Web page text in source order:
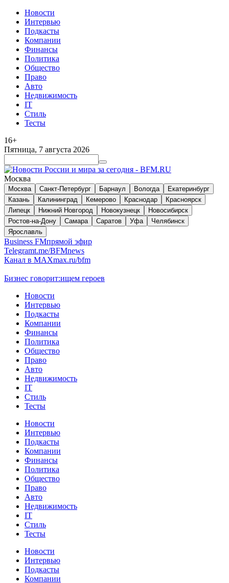
Новости
Интервью
Подкасты
Компании
Финансы
Политика
Общество
Право
Авто
Недвижимость
IT
Стиль
Тесты
16+
Пятница, 7 августа 2026
Москва
Москва Санкт-Петербург Барнаул Вологда
Екатеринбург
Казань
Калининград Кемерово Краснодар
Красноярск
Липецк
Нижний Новгород Новокузнецк
Новосибирск
Ростов-на-Дону
Самара Саратов Уфа
Челябинск
Ярославль
Business FMпрямой эфир
Telegramt.me/BFMnews
Канал в MAXmax.ru/bfm
Бизнес говорит:ищем героев
Новости
Интервью
Подкасты
Компании
Финансы
Политика
Общество
Право
Авто
Недвижимость
IT
Стиль
Тесты
Новости
Интервью
Подкасты
Компании
Финансы
Политика
Общество
Право
Авто
Недвижимость
IT
Стиль
Тесты
Новости
Интервью
Подкасты
Компании